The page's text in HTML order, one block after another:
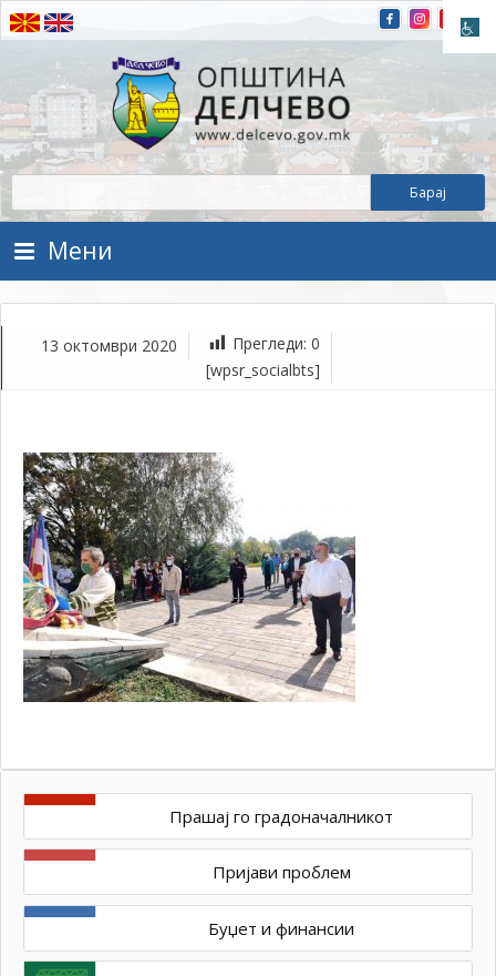
Прескокнете на содржината
Општина Делчево
Општина Делчево
Мени
13 октомври 2020 Прегледи: 0
[wpsr_socialbts]
Прашај го градоначалникот
Пријави проблем
Буџет и финансии